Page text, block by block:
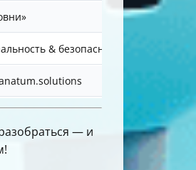
& безопасность» →
— и